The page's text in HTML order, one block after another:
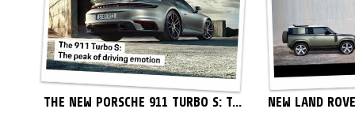
THE NEW PORSCHE 911 TURBO S: T... NEW LAND